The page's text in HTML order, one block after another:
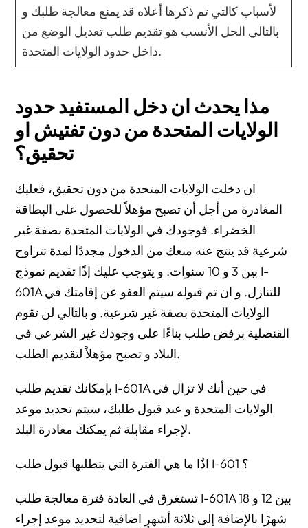
لأسباب كالتي تم ذكرها أعلاه قد يمنع معالجة طلبك و
بالتالي الحل الأنسب هو تقديم طلب تعديل الوضع من
داخل حدود الولايات المتحدة.
مذا يحدث ان دخل المستفيد حدود
الولايات المتحدة من دون تفتيش او
تحقيق؟
ان دخلت الولايات المتحدة من دون تحقيق، فعليك
المغادرة من أجل أن تصبح مؤهلاً للحصول على البطاقة
الخضراء. فوجودك في الولايات المتحدة بصفة غير
شرعية قد ينتج عنه منعك من الدخول مجددًا لمدة تتراوح
بين 3 و 10 سنوات. و يتوجب عليك إذًا تقديم نموذج I-
601A للتنازل. و ان تم قبوله سيتم العفو عن إقامتك في
الولايات المتحدة بصفة غير شرعية. و بالتالي لن تقوم
القنصلية برفض طلب بناءًا على وجودك غير الشرعي في
البلاد و تصبح مؤهلاً لتقديم الطلب.
بإمكانك تقديم طلب I-601A في حين أنك لا تزال في
الولايات المتحدة و عند قبول طلبك، سيتم تحديد موعد
لإجراء مقابلة ثم يمكنك مغادرة البلد.
تستغرق في العادة فترة معالجة طلب I-601A بين 12 و 18
شهرًا بالإضافة إلى ثلاثة أشهرٍ اضافية لتحديد موعد إجراء